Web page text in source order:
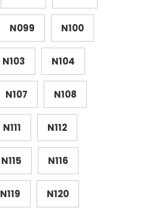
N099 N100
N103 N104
N107 N108
N111 N112
N115 N116
N119 N120